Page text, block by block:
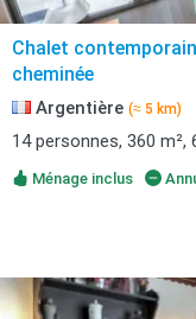
Chalet
cheminée
Argentière (≈ 5 km)
14 personnes, 360 m²,
Ménage inclus